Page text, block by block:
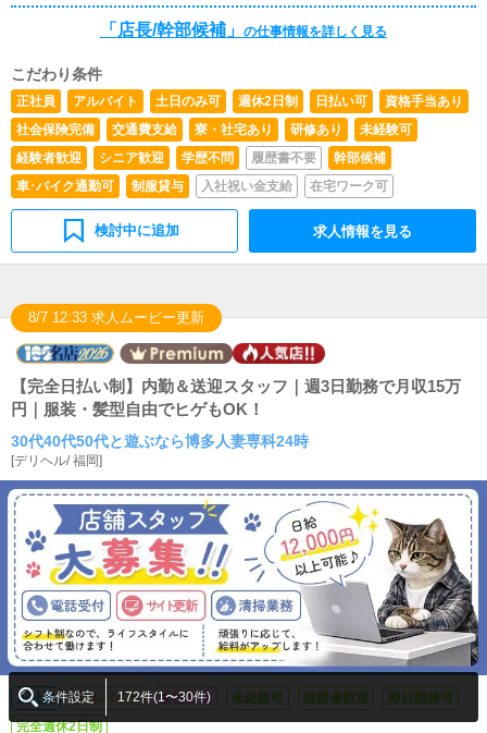
固くお断りさせて頂きます。
「店長/幹部候補」 の仕事情報を詳しく見る
こだわり条件
正社員 アルバイト 土日のみ可 週休2日制 日払い可
資格手当あり
社会保険完備
交通費支給 寮・社宅あり 研修あり
未経験可
経験者歓迎
シニア歓迎 学歴不問 履歴書不要
幹部候補
車･バイク通勤可
制服貸与 入社祝い金支給 在宅ワーク可
検討中に追加 求人情報を見る
8/7 12:33 求人ムービー更新
【完全日払い制】内勤＆送迎スタッフ｜週3日勤務で月収15万
円｜服装・髪型自由でヒゲもOK！
30代40代50代と遊ぶなら博多人妻専科24時
[デリヘル/福岡]
正社員 アルバイト 女性歓迎 未経験可 経験者歓迎
即日勤務可
完全週休2日制
条件設定 172件(1〜30件)